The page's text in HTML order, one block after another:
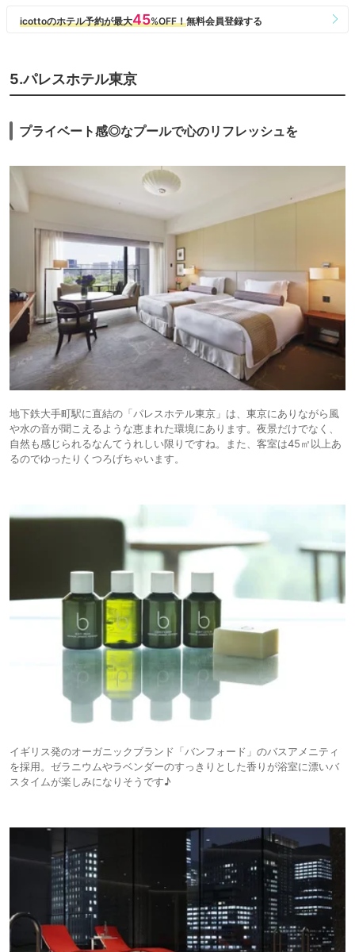
スタッフの方の対応も全般的によかったです。
5.パレスホテル東京
プライベート感◎なプールで心のリフレッシュを
地下鉄大手町駅に直結の「パレスホテル東京」は、東京にありながら風
や水の音が聞こえるような恵まれた環境にあります。夜景だけでなく、
自然も感じられるなんてうれしい限りですね。また、客室は45㎡以上あ
るのでゆったりくつろげちゃいます。
イギリス発のオーガニックブランド「バンフォード」のバスアメニティ
を採用。ゼラニウムやラベンダーのすっきりとした香りが浴室に漂いバ
スタイムが楽しみになりそうです♪